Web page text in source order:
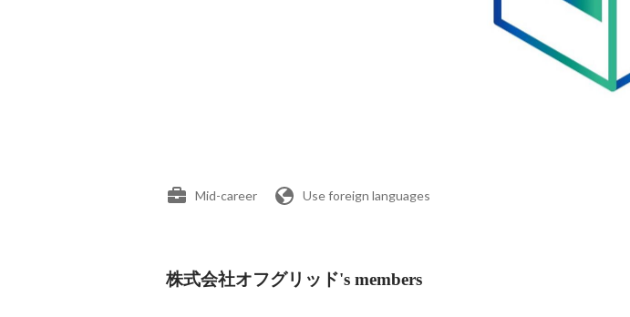
Mid-career Use foreign languages
株式会社オフグリッド's members